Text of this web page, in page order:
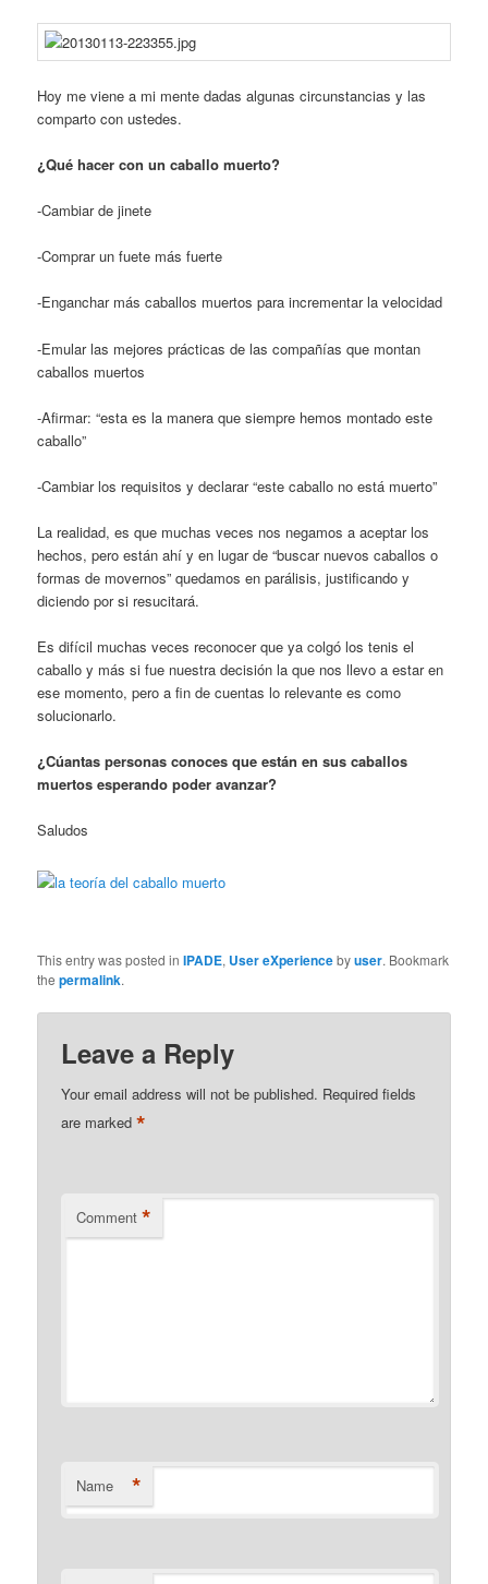
Hoy me viene a mi mente dadas algunas circunstancias y las
comparto con ustedes.
¿Qué hacer con un caballo muerto?
-Cambiar de jinete
-Comprar un fuete más fuerte
-Enganchar más caballos muertos para incrementar la velocidad
-Emular las mejores prácticas de las compañías que montan
caballos muertos
-Afirmar: “esta es la manera que siempre hemos montado este
caballo”
-Cambiar los requisitos y declarar “este caballo no está muerto”
La realidad, es que muchas veces nos negamos a aceptar los
hechos, pero están ahí y en lugar de “buscar nuevos caballos o
formas de movernos” quedamos en parálisis, justificando y
diciendo por si resucitará.
Es difícil muchas veces reconocer que ya colgó los tenis el
caballo y más si fue nuestra decisión la que nos llevo a estar en
ese momento, pero a fin de cuentas lo relevante es como
solucionarlo.
¿Cúantas personas conoces que están en sus caballos
muertos esperando poder avanzar?
Saludos
This entry was posted inIPADE, User eXperiencebyuser. Bookmark
thepermalink.
Leave a Reply
Your email address will not be published. Required fields
are marked*
Comment *
Name *